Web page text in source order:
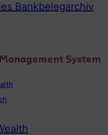
Bankbelegarchiv
System